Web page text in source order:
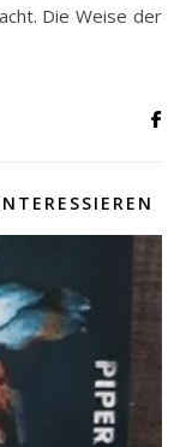
Die Weise der